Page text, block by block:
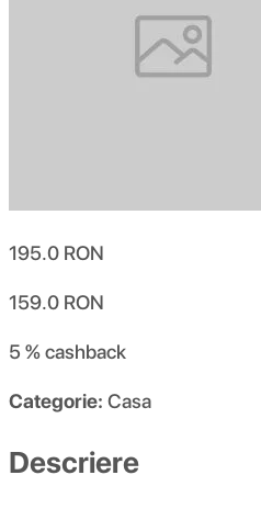
195.0 RON
159.0 RON
5 %cashback
Categorie: Casa
Descriere